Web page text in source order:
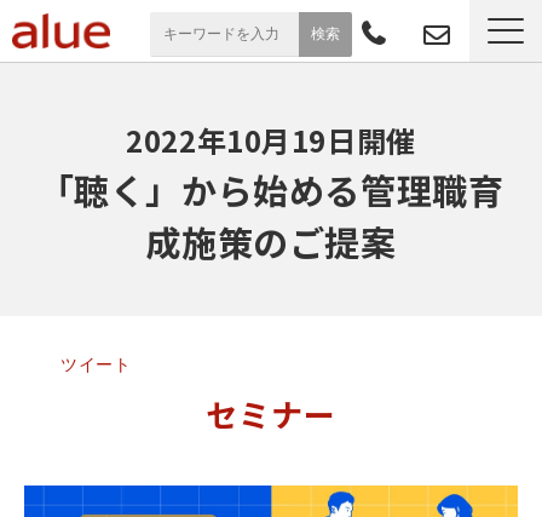
導入事例
お役立ち情報
2022年10月19日開催
「聴く」から始める管理職育
成施策のご提案
ツイート
セミナー